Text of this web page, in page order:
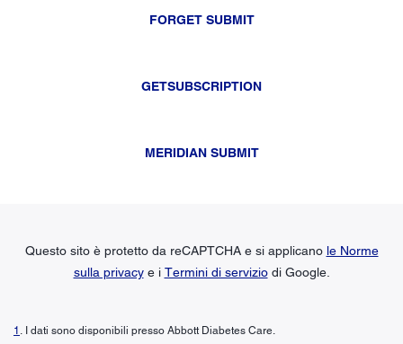
FORGET SUBMIT
GETSUBSCRIPTION
MERIDIAN SUBMIT
Questo sito è protetto da reCAPTCHA e si applicano le Norme
sulla privacye i Termini di serviziodi Google.
1 . I dati sono disponibili presso Abbott Diabetes Care.